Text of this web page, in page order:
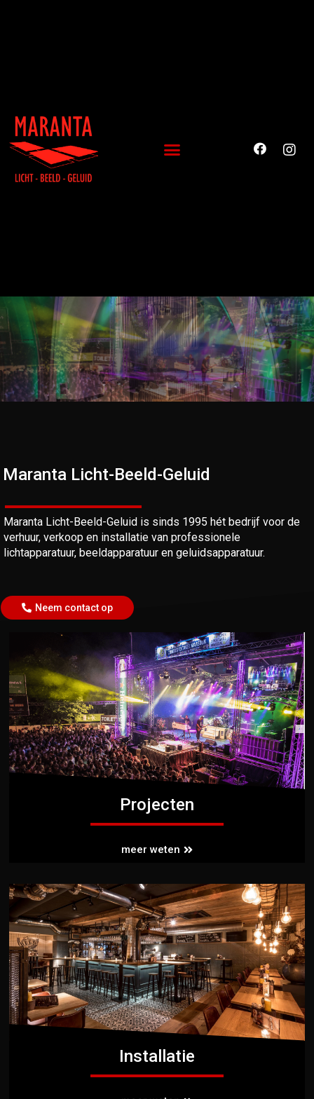
Maranta Licht-Beeld-Geluid
Maranta Licht-Beeld-Geluid is sinds 1995 hét bedrijf voor de
verhuur, verkoop en installatie van professionele
lichtapparatuur, beeldapparatuur en geluidsapparatuur.
Neem contact op
Installatie
Projecten
meer weten